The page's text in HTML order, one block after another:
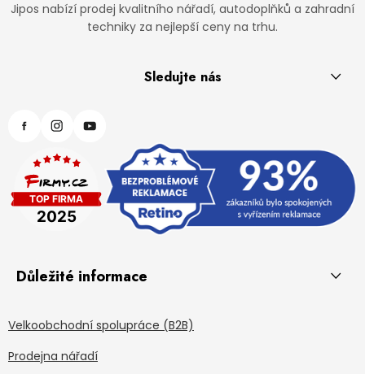
Jipos nabízí prodej kvalitního nářadí, autodoplňků a zahradní
techniky za nejlepší ceny na trhu.
Sledujte nás
Důležité informace
Velkoobchodní spolupráce (B2B)
Prodejna nářadí